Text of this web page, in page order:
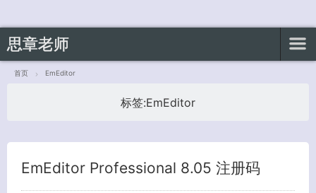
思章老师
首页 EmEditor
标签:EmEditor
EmEditor Professional 8.05 注册码